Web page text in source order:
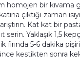
homojen bir
çıktığı zaman
Kat kat bir
serin. Yaklaşık 1,5
fırında 5-6 dakika
kestikten sonra kek